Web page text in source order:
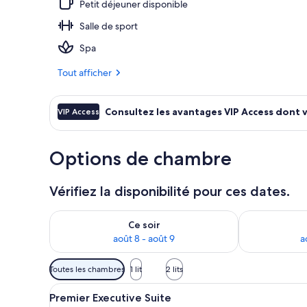
Petit déjeuner disponible
Salle de sport
Spa
Tout afficher
VIP Access Consultez les avantages VIP Access
Options de chambre
Vérifiez la disponibilité pour ces dates.
Ce soir
août 8 - août 9
Vérifier la disponibilité pour ce soir août 8 - août 9
Vérifier la
Filtres
disponibles
pour
Toutes les chambres 1 lit 2 lits
Afficher
Une chambre d’hôtel avec
7
Premier Executive Suite